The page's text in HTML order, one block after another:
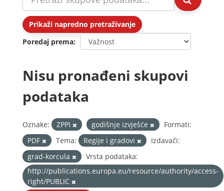
Prikaži napredno pretraživanje
Poredaj prema
Nisu pronađeni skupovi
podataka
Oznake: ZPPI godišnje izvješće
Formati:
PDF
Tema: Regije i gradovi
Izdavači:
grad-korcula
Vrsta podataka:
http://publications.europa.eu/resource/authority/access-
right/PUBLIC